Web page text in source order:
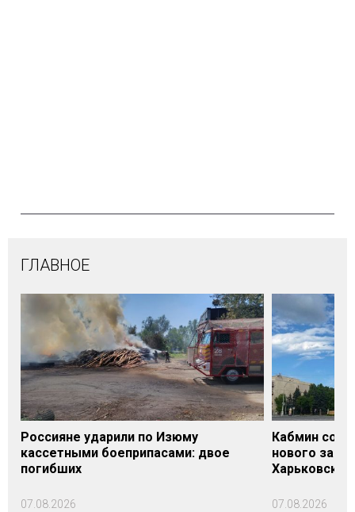
ГЛАВНОЕ
Россияне ударили по Изюму
кассетными боеприпасами: двое
погибших
07.08.2026
Кабмин
нового
07.08.2026